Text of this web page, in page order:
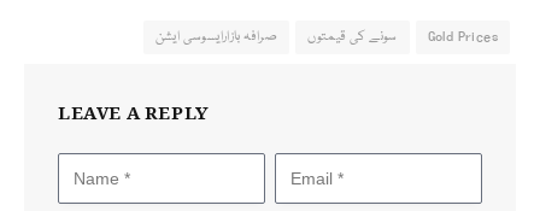
Gold Prices سونے کی قیمتوں صرافہ بازارایسوسی ایشن
LEAVE A REPLY